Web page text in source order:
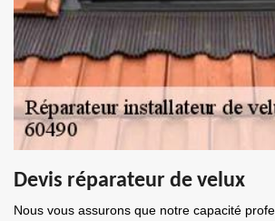
Devis réparateur de velux
Nous vous assurons que notre capacité